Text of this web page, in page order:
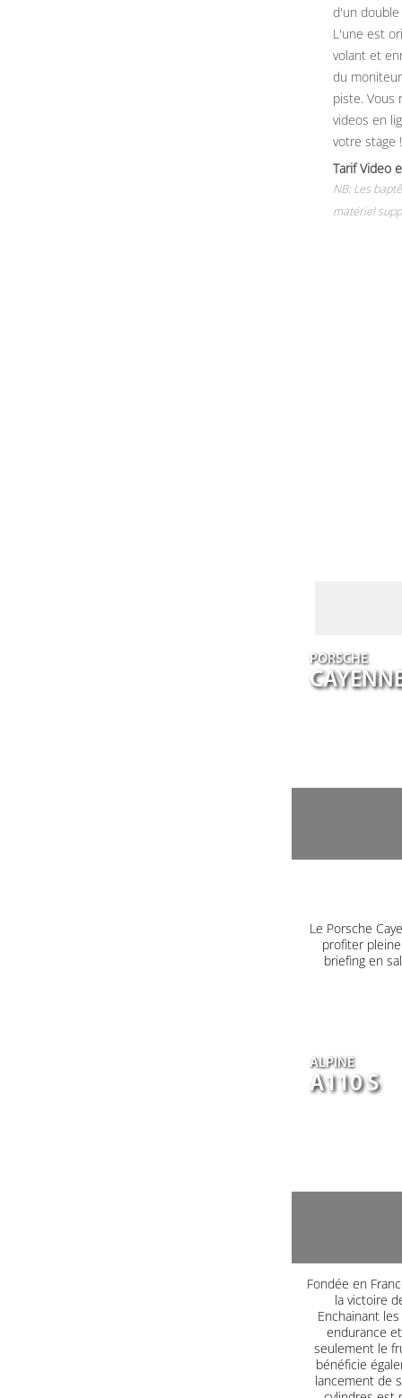
d'un
L'une est
volant et
du
piste. Vous
videos en
votre stage !
Tarif Video
NB: Les
matériel
PORSCHE
Le Porsche
profiter
briefing en
ALPINE
A110 S
Fondée en
la victoire
Enchainant
endurance
seulement le
bénéficie
lancement de